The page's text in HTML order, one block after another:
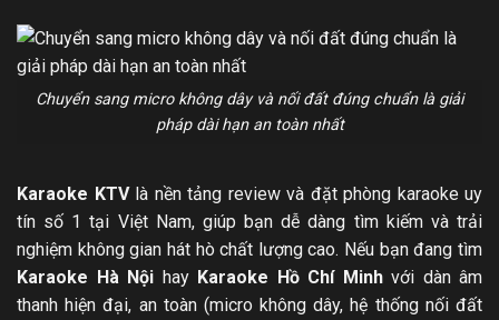
Chuyển sang micro không dây và nối đất đúng chuẩn là giải
pháp dài hạn an toàn nhất
Karaoke KTVlà nền tảng review và đặt phòng karaoke uy
tín số 1 tại Việt Nam, giúp bạn dễ dàng tìm kiếm và trải
nghiệm không gian hát hò chất lượng cao. Nếu bạn đang tìm
Karaoke Hà Nội hay Karaoke Hồ Chí Minhvới dàn âm
thanh hiện đại, an toàn (micro không dây, hệ thống nối đất